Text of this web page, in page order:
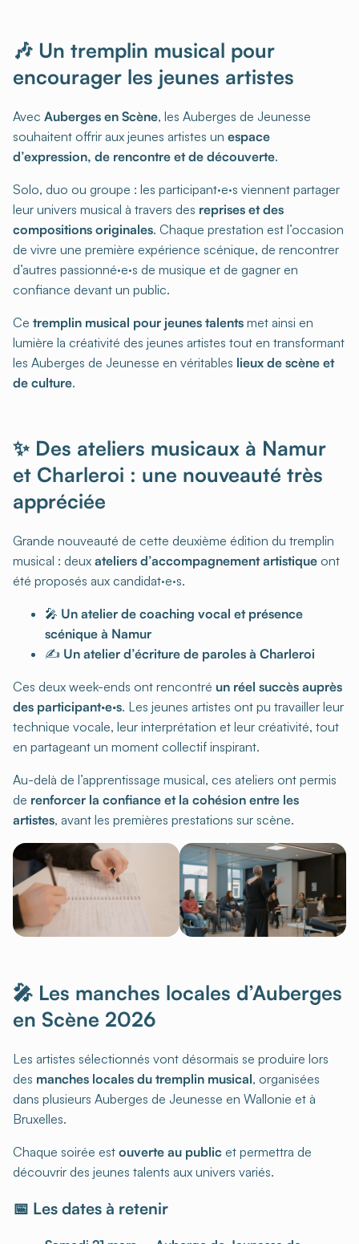
🎶 Un tremplin musical pour
encourager les jeunes artistes
Avec Auberges en Scène, les Auberges de Jeunesse
souhaitent offrir aux jeunes artistes un espace
d’expression, de rencontre et de découverte.
Solo, duo ou groupe : les participant·e·s viennent partager
leur univers musical à travers des reprises et des
compositions originales. Chaque prestation est l’occasion
de vivre une première expérience scénique, de rencontrer
d’autres passionné·e·s de musique et de gagner en
confiance devant un public.
Ce tremplin musical pour jeunes talents met ainsi en
lumière la créativité des jeunes artistes tout en transformant
les Auberges de Jeunesse en véritables lieux de scène et
de culture.
✨ Des ateliers musicaux à Namur
et Charleroi : une nouveauté très
appréciée
Grande nouveauté de cette deuxième édition du tremplin
musical : deux ateliers d’accompagnement artistique ont
été proposés aux candidat·e·s.
🎤 Un atelier de coaching vocal et présence
scénique à Namur
✍️ Un atelier d’écriture de paroles à Charleroi
Ces deux week-ends ont rencontré un réel succès auprès
des participant·e·s. Les jeunes artistes ont pu travailler leur
technique vocale, leur interprétation et leur créativité, tout
en partageant un moment collectif inspirant.
Au-delà de l’apprentissage musical, ces ateliers ont permis
de renforcer la confiance et la cohésion entre les
artistes, avant les premières prestations sur scène.
🎤 Les manches locales d’Auberges
en Scène 2026
Les artistes sélectionnés vont désormais se produire lors
des manches locales du tremplin musical, organisées
dans plusieurs Auberges de Jeunesse en Wallonie et à
Bruxelles.
Chaque soirée est ouverte au public et permettra de
découvrir des jeunes talents aux univers variés.
📅 Les dates à retenir